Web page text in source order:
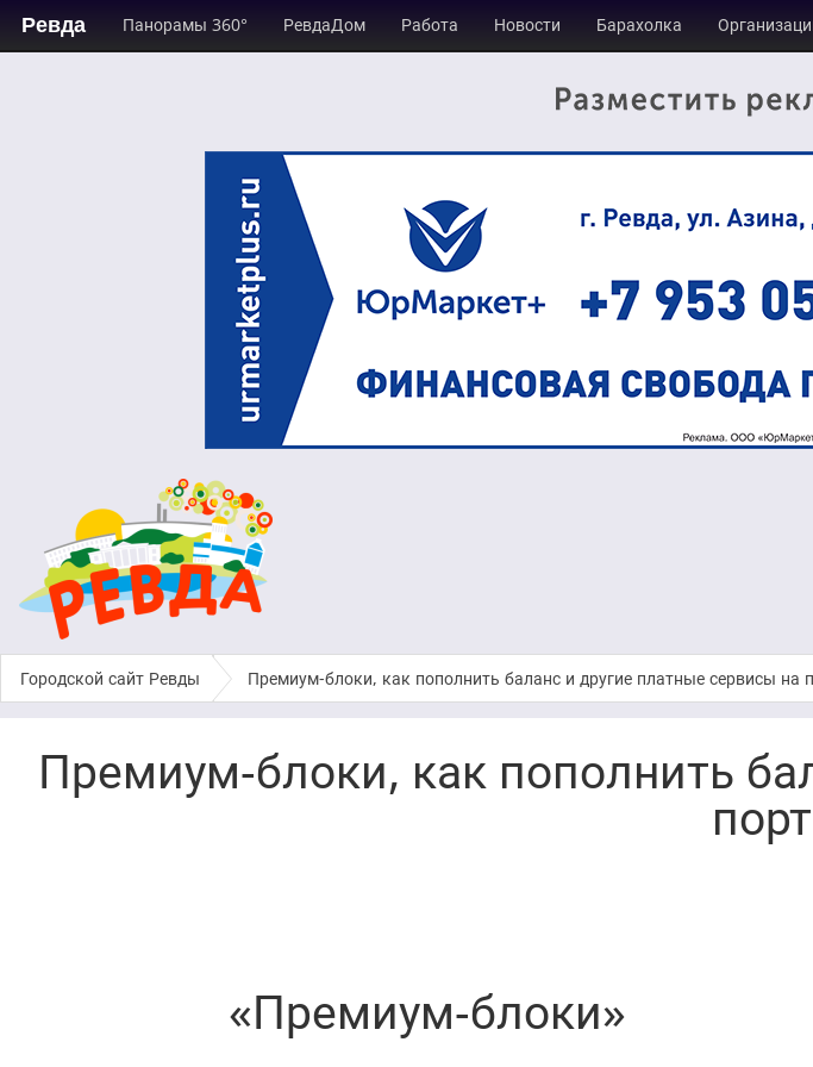
Городской сайт Ревды › Премиум-блоки, как пополнить баланс и другие платные сервисы на
Премиум-блоки, как пополнить
«Премиум-блоки»
Ревда Панорамы 360° РевдаДом Работа Новости Барахолка